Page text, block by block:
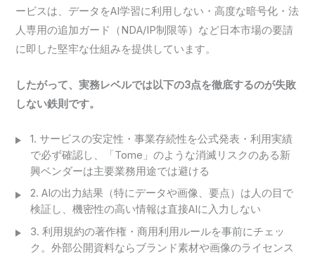
ービスは、データをAI学習に利用しない・高度な暗号化・法
人専用の追加ガード（NDA/IP制限等）など日本市場の要請
に即した堅牢な仕組みを提供しています。
したがって、実務レベルでは以下の3点を徹底するのが失敗
しない鉄則です。
1. サービスの安定性・事業存続性を公式発表・利用実績
で必ず確認し、「Tome」のような消滅リスクのある新
興ベンダーは主要業務用途では避ける
2. AIの出力結果（特にデータや画像、要点）は人の目で
検証し、機密性の高い情報は直接AIに入力しない
3. 利用規約の著作権・商用利用ルールを事前にチェッ
ク。外部公開資料ならブランド素材や画像のライセンス